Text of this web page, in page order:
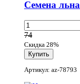
Семена
74
Скидка 28%
Артикул: az-78793